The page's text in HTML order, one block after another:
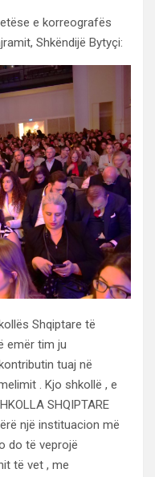
e korreografës
Shkëndijë Bytyçi:
Shqiptare të
emër tim ju
tuaj në
. Kjo shkollë , e
SHQIPTARE
një instituacion më
do të veprojë
të vet , me